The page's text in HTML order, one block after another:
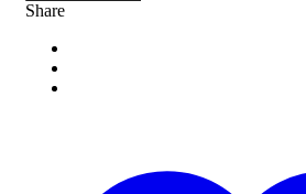
Share